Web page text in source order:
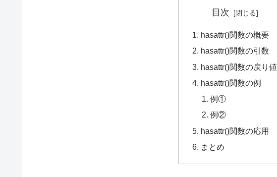
目次
hasattr()関数の概要
hasattr()関数の引数
hasattr()関数の戻り値
hasattr()関数の例
例①
例②
hasattr()関数の応用
まとめ